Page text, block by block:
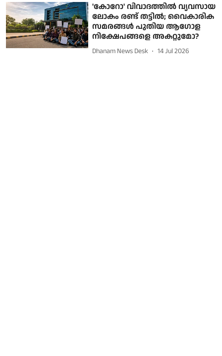
'കോറോ' വിവാദത്തില്‍ വ്യവസായ
ലോകം രണ്ട് തട്ടില്‍; വൈകാരിക
സമരങ്ങള്‍ പുതിയ ആഗോള
നിക്ഷേപങ്ങളെ അകറ്റുമോ?
Dhanam News Desk 14 Jul 2026